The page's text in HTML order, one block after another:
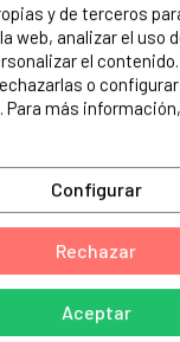
UNIDADES)
M24
D 60563403800
60563400500
60563300100
1000 W
60563402100
y de terceros
web, analizar el uso
el
o
Para más
Configurar
Rechazar
Aceptar